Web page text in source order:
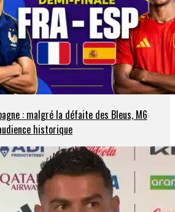
: malgré la défaite des Bleus, M6
historique